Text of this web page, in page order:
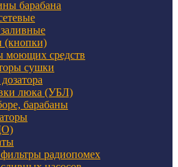
барабана
(кнопки)
моющих средств
сушки
люка (УБЛ)
барабаны
радиопомех